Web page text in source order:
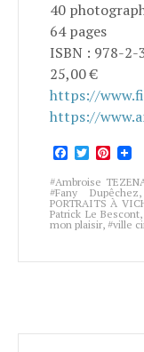
40
64 pages
ISBN : 978-2-
25,00 €
https://
https://
Facebook
Twitter
Ambroise
Fany Dupêchez
PORTRAITS À
Patrick Le Bescont
mon plaisir, ville